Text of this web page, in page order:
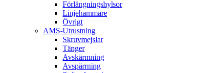
Förlängningshylsor
Linjehammare
Övrigt
AMS-Utrustning
Skruvmejslar
Tänger
Avskärmning
Avspärrning